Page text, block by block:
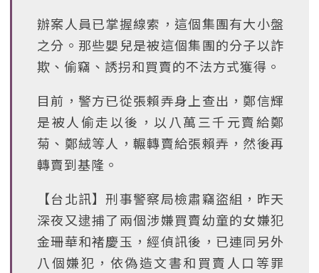
辦案人員已掌握線索，這個集團有大小盤
之分。那些嬰兒是被這個集團的分子以詐
欺、偷竊、誘拐和買賣的不法方式獲得。
目前，警方已從張賴弄身上查出，鄭信輝
是被人偷走以後，以八萬三千元賣給鄭
菊、鄭絨等人，輾轉賣給張賴弄，然後再
轉賣到基隆。
【台北訊】刑事警察局檢肅竊盜組，昨天
深夜又逮捕了兩個涉嫌買賣幼童的女嫌犯
金珊華和褚慶玉，經偵訊後，已連同另外
八個嫌犯，依偽造文書和買賣人口等罪